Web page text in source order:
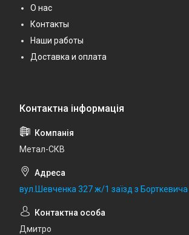
О нас
Контакты
Наши работы
Доставка и оплата
Метал-СКВ
вул.Шевченка 327 ж/1 заїзд з Борткевича
Дмитро